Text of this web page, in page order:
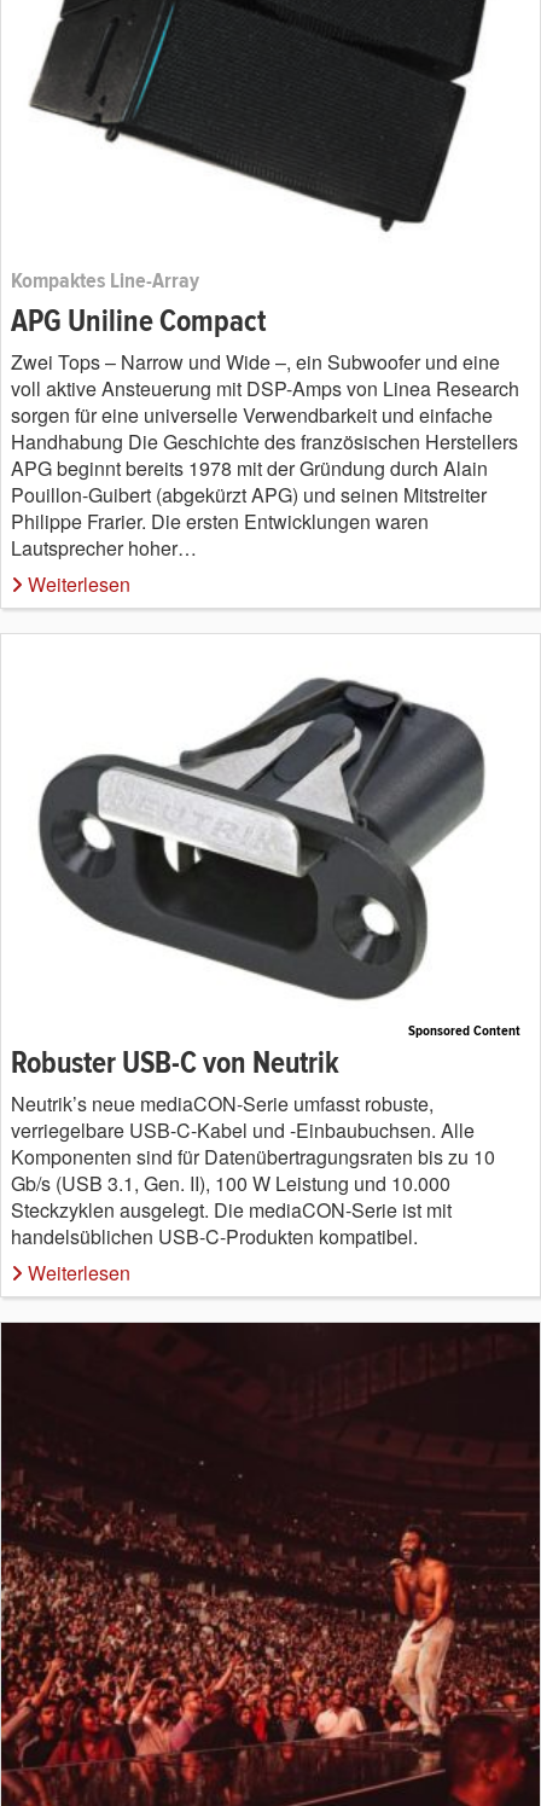
Kompaktes Line-Array
APG Uniline Compact
Zwei Tops – Narrow und Wide –, ein Subwoofer und eine
voll aktive Ansteuerung mit DSP-Amps von Linea Research
sorgen für eine universelle Verwendbarkeit und einfache
Handhabung Die Geschichte des französischen Herstellers
APG beginnt bereits 1978 mit der Gründung durch Alain
Pouillon-Guibert (abgekürzt APG) und seinen Mitstreiter
Philippe Frarier. Die ersten Entwicklungen waren
Lautsprecher hoher…
Weiterlesen
Sponsored Content
Robuster USB-C von Neutrik
Neutrik’s neue mediaCON-Serie umfasst robuste,
verriegelbare USB-C-Kabel und -Einbaubuchsen. Alle
Komponenten sind für Datenübertragungsraten bis zu 10
Gb/s (USB 3.1, Gen. II), 100 W Leistung und 10.000
Steckzyklen ausgelegt. Die mediaCON-Serie ist mit
handelsüblichen USB-C-Produkten kompatibel.
Weiterlesen